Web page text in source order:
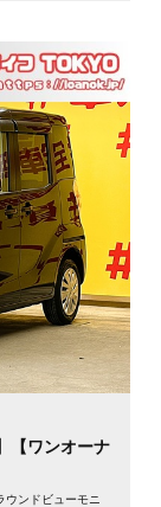
ワンオーナ
ウンドビューモニ